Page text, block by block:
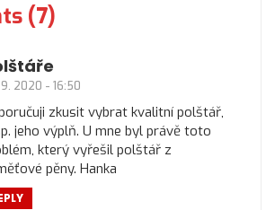
(7)
2020 - 16:50
zkusit vybrat kvalitní polštář,
jeho výplň. U mne byl právě toto
který vyřešil polštář z
pěny. Hanka